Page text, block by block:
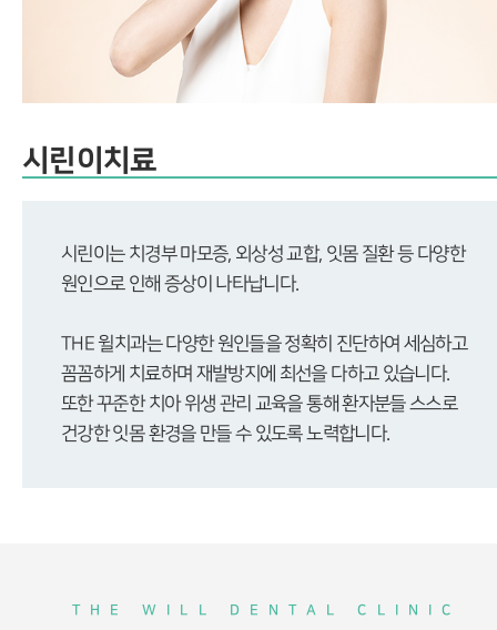
시린이치료
시린이는 치경부 마모증, 외상성 교합, 잇몸 질환 등 다양한
원인으로 인해 증상이 나타납니다.
THE 윌치과는 다양한 원인들을 정확히 진단하여 세심하고
꼼꼼하게 치료하며 재발방지에 최선을 다하고 있습니다.
또한 꾸준한 치아 위생 관리 교육을 통해 환자분들 스스로
건강한 잇몸 환경을 만들 수 있도록 노력합니다.
THE WILL DENTAL CLINIC